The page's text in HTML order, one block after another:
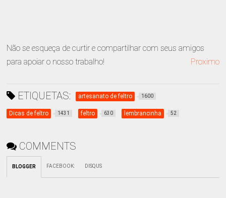
Não se esqueça de curtir e compartilhar com seus amigos
para apoiar o nosso trabalho!
Proximo
ETIQUETAS: artesanato de feltro 1600
Dicas de feltro 1431 feltro 630 lembrancinha 52
COMMENTS
BLOGGER FACEBOOK: DISQUS